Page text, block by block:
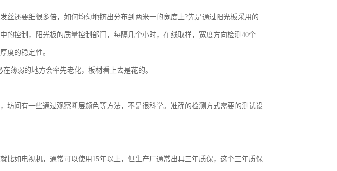
丝还要细很多倍，如何均匀地挤出分布到两米一的宽度上?先是通过阳光板采用的
的控制，阳光板的质量控制部门，每隔几个小时，在线取样，宽度方向检测40个
度的稳定性。
薄弱的地方会率先老化，板材看上去是花的。
坊间有一些通过观察断层颜色等方法，不是很科学。准确的检测方式需要的测试设
比如电视机，通常可以使用15年以上，但生产厂通常出具三年质保，这个三年质保